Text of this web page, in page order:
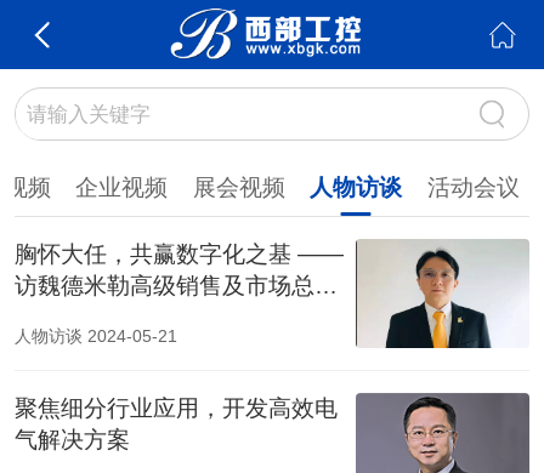
频 企业视频 展会视频 人物访谈 活动会议
胸怀大任，共赢数字化之基 ——
访魏德米勒高级销售及市场总
人物访谈 2024-05-21
聚焦细分行业应用，开发高效电
气解决方案